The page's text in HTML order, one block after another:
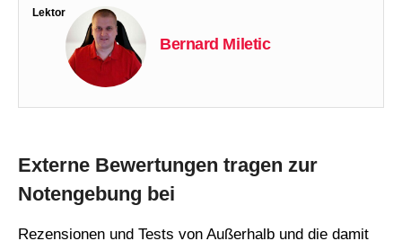
Lektor
Bernard Miletic
Externe Bewertungen tragen zur
Notengebung bei
Rezensionen und Tests von Außerhalb und die damit